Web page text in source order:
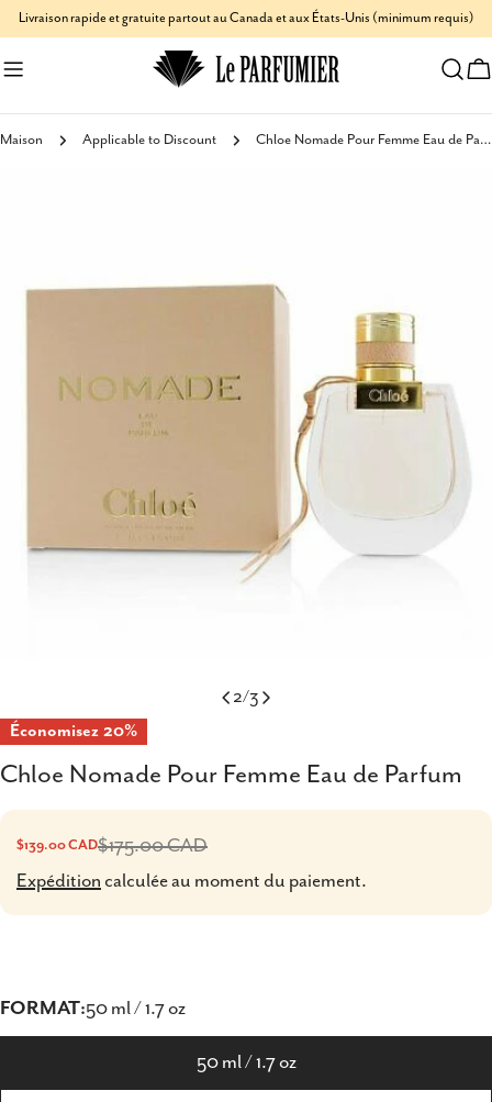
AllerLivraison rapide et gratuite partout au Canada et aux États-Unis (minimum requis)
Maison Applicable to Discount Chloe Nomade Pour Femme Eau de Parfum
le média 1 en mode modal
2/3
Économisez 20%
Chloe Nomade Pour Femme Eau de Parfum
Prix
de
vente
$139.00 CAD
Prix
habituel
$175.00 CAD
Expédition calculée au moment du paiement.
FORMAT:50 ml / 1.7 oz
50 ml / 1.7 oz